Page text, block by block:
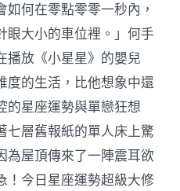
何在零點零零一秒內，
眼大小的車位裡。」何手
播放《小星星》的嬰兒
度的生活，比他想象中還
的星座運勢與單戀狂想
七層舊報紙的單人床上驚
為屋頂傳來了一陣震耳欲
！今日星座運勢超級大修